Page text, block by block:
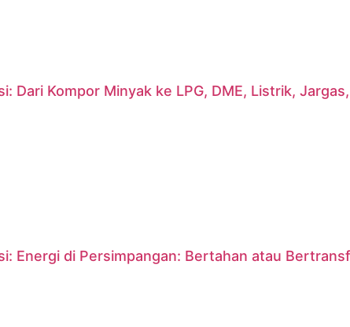
Dari Kompor Minyak ke LPG, DME, Listrik,
Energi di Persimpangan: Bertahan atau